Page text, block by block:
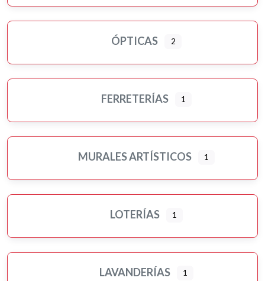
ÓPTICAS 2
FERRETERÍAS 1
MURALES ARTÍSTICOS 1
LOTERÍAS 1
LAVANDERÍAS 1